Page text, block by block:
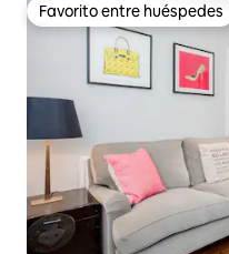
Favorito entre huéspedes
Favorito entre huéspedes